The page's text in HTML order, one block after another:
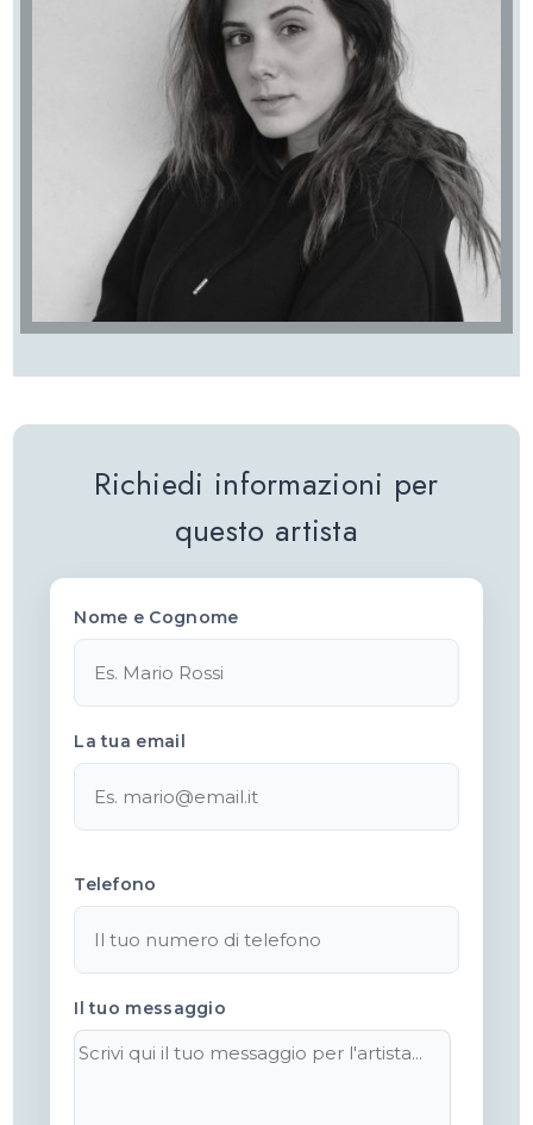
Richiedi informazioni per
questo artista
Nome e Cognome
La tua email
Telefono
Il tuo messaggio